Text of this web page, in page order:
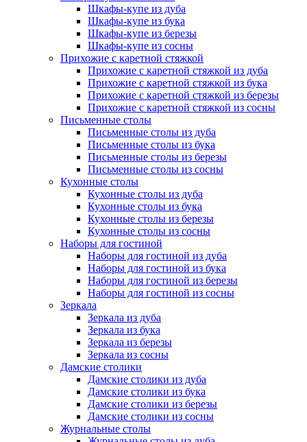
Шкафы-купе из дуба
Шкафы-купе из бука
Шкафы-купе из березы
Шкафы-купе из сосны
Прихожие с каретной стяжкой
Прихожие с каретной стяжкой из дуба
Прихожие с каретной стяжкой из бука
Прихожие с каретной стяжкой из березы
Прихожие с каретной стяжкой из сосны
Письменные столы
Письменные столы из дуба
Письменные столы из бука
Письменные столы из березы
Письменные столы из сосны
Кухонные столы
Кухонные столы из дуба
Кухонные столы из бука
Кухонные столы из березы
Кухонные столы из сосны
Наборы для гостиной
Наборы для гостиной из дуба
Наборы для гостиной из бука
Наборы для гостиной из березы
Наборы для гостиной из сосны
Зеркала
Зеркала из дуба
Зеркала из бука
Зеркала из березы
Зеркала из сосны
Дамские столики
Дамские столики из дуба
Дамские столики из бука
Дамские столики из березы
Дамские столики из сосны
Журнальные столы